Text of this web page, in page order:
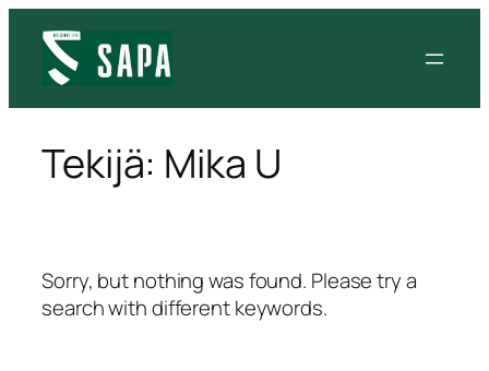
sisältöön
Tekijä: Mika U
Sorry, but nothing was found. Please try a
search with different keywords.